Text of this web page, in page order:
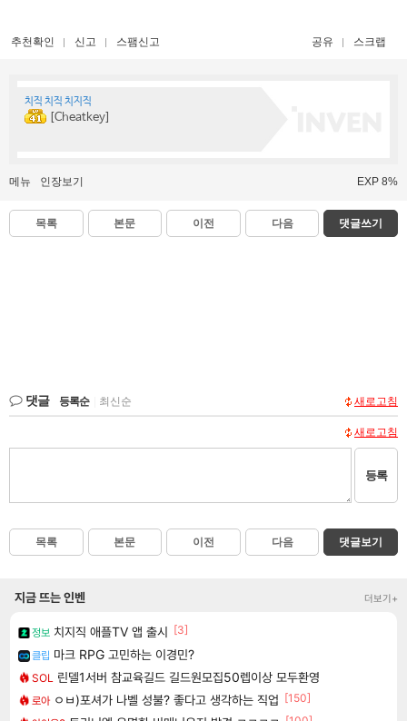
추천확인 신고 스팸신고 공유 스크랩
치직 치직 치지직
[Cheatkey]
메뉴 인장보기 EXP 8%
목록 본문 이전 다음 댓글쓰기
댓글 등록순 최신순 새로고침
새로고침
등록
목록 본문 이전 다음 댓글보기
지금 뜨는 인벤 더보기+
정보 치지직 애플TV 앱 출시 [3]
클립 마크 RPG 고민하는 이경민?
SOL 린델1서버 참교육길드 길드원모집50렙이상 모두환영
로아 ㅇㅂ)포셔가 나벨 성불? 좋다고 생각하는 직업 [150]